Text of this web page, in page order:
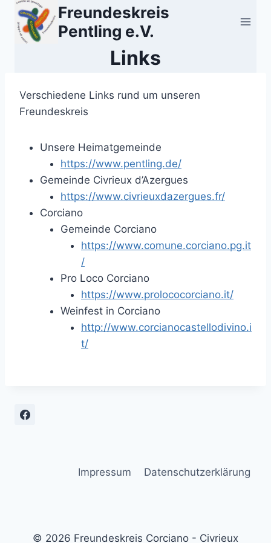
Zum
Inhalt
springen
Freundeskreis
Pentling e.V.
Links
Verschiedene Links rund um unseren
Freundeskreis
Unsere Heimatgemeinde
https://www.pentling.de/
Gemeinde Civrieux d’Azergues
https://www.civrieuxdazergues.fr/
Corciano
Gemeinde Corciano
https://www.comune.corciano.pg.it
/
Pro Loco Corciano
https://www.prolococorciano.it/
Weinfest in Corciano
http://www.corcianocastellodivino.i
t/
Impressum Datenschutzerklärung
© 2026 Freundeskreis Corciano - Civrieux